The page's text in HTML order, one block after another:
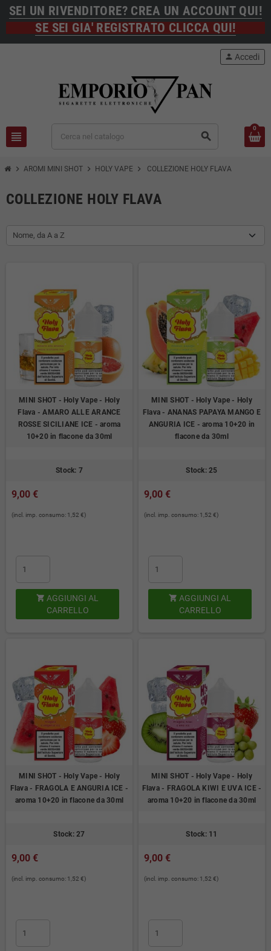
SEI UN RIVENDITORE? CREA UN ACCOUNT QUI!
SE SEI GIA' REGISTRATO CLICCA QUI!
view_headline search
person Accedi
0
chevron_right AROMI MINI SHOT chevron_right HOLY VAPE chevron_right COLLEZIONE HOLY FLAVA
COLLEZIONE HOLY FLAVA
Nome, da A a Z
MINI SHOT - Holy Vape - Holy
Flava - AMARO ALLE ARANCE
ROSSE SICILIANE ICE - aroma
10+20 in flacone da 30ml
Stock: 7
9,00 €
(incl. imp. consumo: 1,52 €)
 AGGIUNGI AL
CARRELLO
MINI SHOT - Holy Vape - Holy
Flava - ANANAS PAPAYA MANGO E
ANGURIA ICE - aroma 10+20 in
flacone da 30ml
Stock: 25
9,00 €
(incl. imp. consumo: 1,52 €)
 AGGIUNGI AL
CARRELLO
MINI SHOT - Holy Vape - Holy
Flava - FRAGOLA E ANGURIA ICE -
aroma 10+20 in flacone da 30ml
Stock: 27
9,00 €
(incl. imp. consumo: 1,52 €)
MINI SHOT - Holy Vape - Holy
Flava - FRAGOLA KIWI E UVA ICE -
aroma 10+20 in flacone da 30ml
Stock: 11
9,00 €
(incl. imp. consumo: 1,52 €)